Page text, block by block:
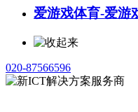
爱游戏体育-爱游
020-87566596